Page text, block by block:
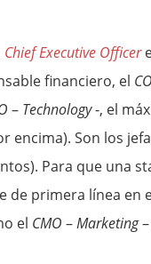
Chief Executive Officer
financiero, el
– Technology-, el
encima). Son los
Para que una
primera línea en
el CMO –Marketing–